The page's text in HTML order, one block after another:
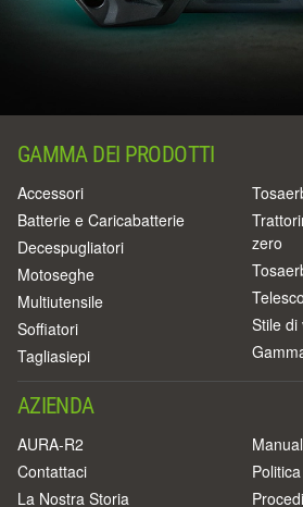
GAMMA DEI PRODOTTI
Accessori
Batterie e Caricabatterie
Decespugliatori
Motoseghe
Multiutensile
Soffiatori
Tagliasiepi
zero
Stile di
AZIENDA
AURA-R2
Contattaci
La Nostra Storia